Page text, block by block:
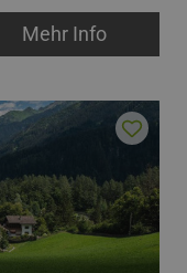
Mehr Info